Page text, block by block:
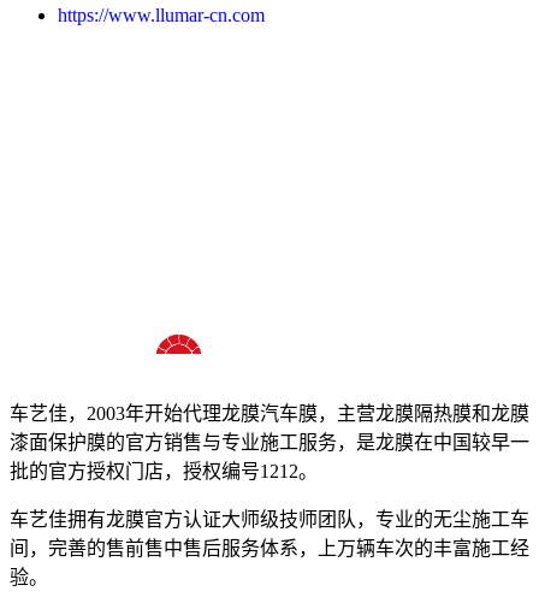
https://www.llumar-cn.com
车艺佳，2003年开始代理龙膜汽车膜，主营龙膜隔热膜和龙膜
漆面保护膜的官方销售与专业施工服务，是龙膜在中国较早一
批的官方授权门店，授权编号1212。
车艺佳拥有龙膜官方认证大师级技师团队，专业的无尘施工车
间，完善的售前售中售后服务体系，上万辆车次的丰富施工经
验。